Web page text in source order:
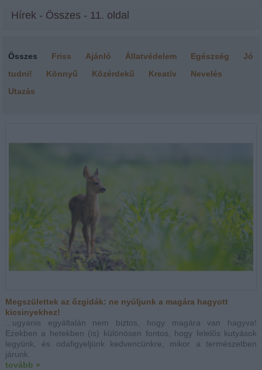
Hírek - Összes - 11. oldal
Összes Friss Ajánló Állatvédelem Egészség
Jó
tudni!
Könnyű Közérdekű Kreatív
Nevelés
Utazás
Megszülettek az őzgidák: ne nyúljunk a magára hagyott
kicsinyekhez!
...ugyanis egyáltalán nem biztos, hogy magára van hagyva!
Ezekben a hetekben (is) különösen fontos, hogy felelős kutyások
legyünk, és odafigyeljünk kedvencünkre, mikor a természetben
járunk.
tovább »